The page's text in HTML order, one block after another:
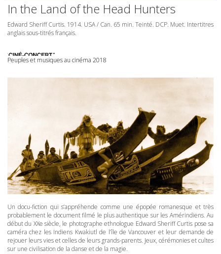
In the Land of the Head Hunters
Edward Sheriff Curtis. 1914. USA/ Can. 65 min. Teinté. DCP. Muet. Intertitres
anglais sous-titrés français.
Peuples et musiques au cinéma 2018
Un docu-fiction qui s’appréhende comme une épopée romanesque et très
probablement le document filmé le plus authentique sur les Amérindiens. Au
début du XXe siècle, le photographe ethnologue Edward Sheriff Curtis pose sa
caméra chez les Indiens Kwakiutl de l’île de Vancouver et leur demande de
rejouer leurs vies et celles de leurs grands-parents. Jeux, cérémonies et cultes
sur une civilisation de la danse et de la magie.